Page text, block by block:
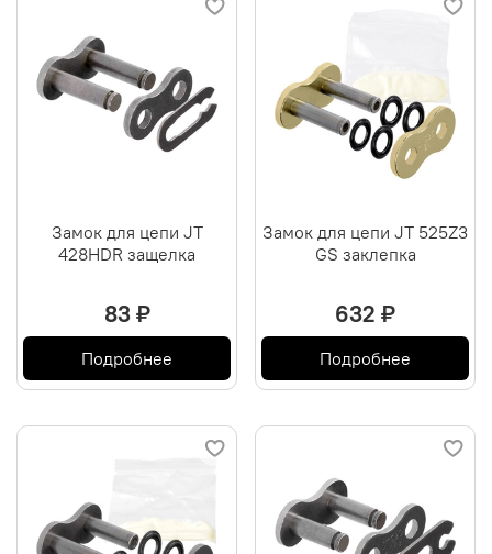
Замок для цепи JT
428HDR защелка
83 ₽
Подробнее
Замок для цепи JT 525Z3
GS заклепка
632 ₽
Подробнее